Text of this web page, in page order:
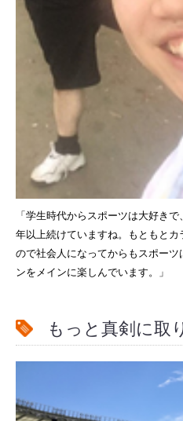
「学生時代からスポーツは大好き
年以上続けていますね。もともと
ので社会人になってからもスポー
ンをメインに楽しんでいます。」
もっと真剣に取